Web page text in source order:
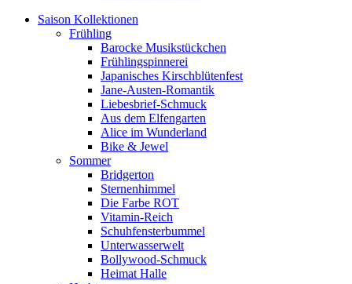
Saison Kollektionen
Frühling
Barocke Musikstückchen
Frühlingspinnerei
Japanisches Kirschblütenfest
Jane-Austen-Romantik
Liebesbrief-Schmuck
Aus dem Elfengarten
Alice im Wunderland
Bike & Jewel
Sommer
Bridgerton
Sternenhimmel
Die Farbe ROT
Vitamin-Reich
Schuhfensterbummel
Unterwasserwelt
Bollywood-Schmuck
Heimat Halle